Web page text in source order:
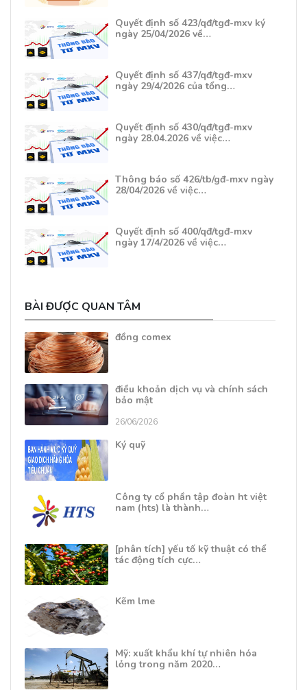
Quyết định số 423/qđ/tgđ-mxv ký
ngày 25/04/2026 về…
Quyết định số 437/qđ/tgđ-mxv
ngày 29/4/2026 của tổng…
Quyết định số 430/qđ/tgđ-mxv
ngày 28.04.2026 về việc…
Thông báo số 426/tb/gđ-mxv ngày
28/04/2026 về việc…
Quyết định số 400/qđ/tgđ-mxv
ngày 17/4/2026 về việc…
BÀI ĐƯỢC QUAN TÂM
đồng comex
điều khoản dịch vụ và chính sách
bảo mật
26/06/2026
Ký quỹ
Công ty cổ phần tập đoàn ht việt
nam (hts) là thành…
[phân tích] yếu tố kỹ thuật có thể
tác động tích cực…
Kẽm lme
Mỹ: xuất khẩu khí tự nhiên hóa
lỏng trong năm 2020…